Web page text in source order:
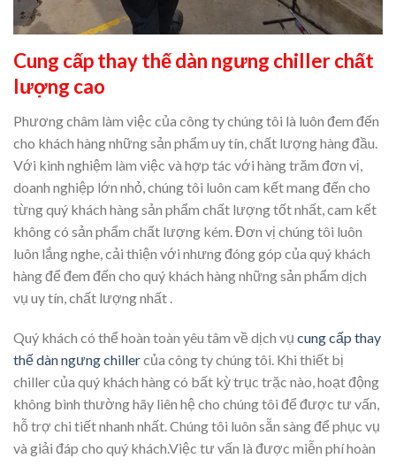
Cung cấp thay thế dàn ngưng chiller chất
lượng cao
Phương châm làm việc của công ty chúng tôi là luôn đem đến
cho khách hàng những sản phẩm uy tín, chất lượng hàng đầu.
Với kinh nghiệm làm việc và hợp tác với hàng trăm đơn vị,
doanh nghiệp lớn nhỏ, chúng tôi luôn cam kết mang đến cho
từng quý khách hàng sản phẩm chất lượng tốt nhất, cam kết
không có sản phẩm chất lượng kém. Đơn vị chúng tôi luôn
luôn lắng nghe, cải thiện với nhưng đóng góp của quý khách
hàng để đem đến cho quý khách hàng những sản phẩm dịch
vụ uy tín, chất lượng nhất .
Quý khách có thể hoàn toàn yêu tâm về dịch vụ cung cấp thay
thế dàn ngưng chillercủa công ty chúng tôi. Khi thiết bị
chiller của quý khách hàng có bất kỳ trục trặc nào, hoạt động
không bình thường hãy liên hệ cho chúng tôi để được tư vấn,
hỗ trợ chi tiết nhanh nhất. Chúng tôi luôn sẵn sàng để phục vụ
và giải đáp cho quý khách.Việc tư vấn là được miễn phí hoàn